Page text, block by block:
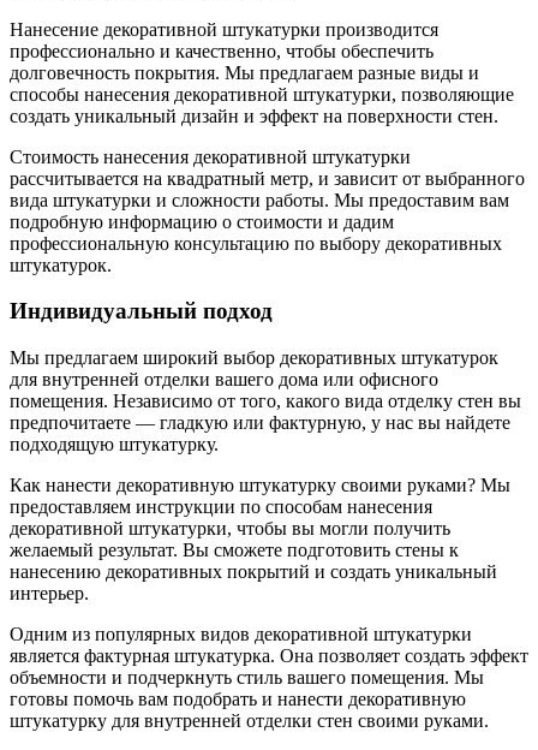
Нанесение декоративной штукатурки производится
профессионально и качественно, чтобы обеспечить
долговечность покрытия. Мы предлагаем разные виды и
способы нанесения декоративной штукатурки, позволяющие
создать уникальный дизайн и эффект на поверхности стен.
Стоимость нанесения декоративной штукатурки
рассчитывается на квадратный метр, и зависит от выбранного
вида штукатурки и сложности работы. Мы предоставим вам
подробную информацию о стоимости и дадим
профессиональную консультацию по выбору декоративных
штукатурок.
Индивидуальный подход
Мы предлагаем широкий выбор декоративных штукатурок
для внутренней отделки вашего дома или офисного
помещения. Независимо от того, какого вида отделку стен вы
предпочитаете — гладкую или фактурную, у нас вы найдете
подходящую штукатурку.
Как нанести декоративную штукатурку своими руками? Мы
предоставляем инструкции по способам нанесения
декоративной штукатурки, чтобы вы могли получить
желаемый результат. Вы сможете подготовить стены к
нанесению декоративных покрытий и создать уникальный
интерьер.
Одним из популярных видов декоративной штукатурки
является фактурная штукатурка. Она позволяет создать эффект
объемности и подчеркнуть стиль вашего помещения. Мы
готовы помочь вам подобрать и нанести декоративную
штукатурку для внутренней отделки стен своими руками.